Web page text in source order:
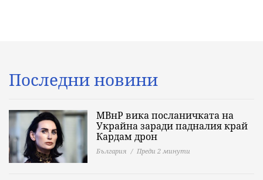
Последни новини
МВнР вика посланичката на
Украйна заради падналия край
Кардам дрон
България Преди 2 минути